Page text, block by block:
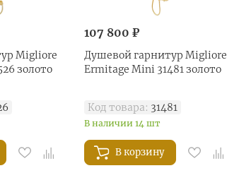
Migliore
золото
107 800 ₽
Душевой гарнитур Migliore
Ermitage Mini 31481 золото
Код товара: 31481
В наличии 14 шт
В корзину